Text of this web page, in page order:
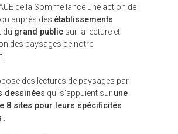
de la Somme lance une action de
auprès des établissements
du grand publicsur la lecture et
des paysages de notre
des lectures de paysages par
dessinées qui s’appuient sur une
8 sites pour leurs spécificités
: